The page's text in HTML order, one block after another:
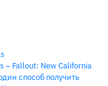
– Fallout: New California
способ получить